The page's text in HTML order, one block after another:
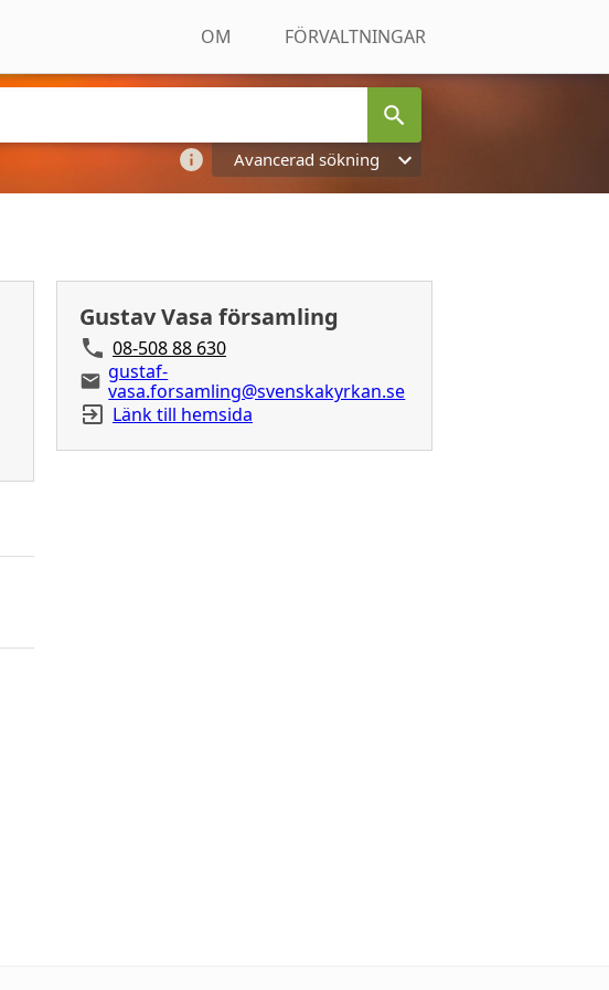
OM FÖRVALTNINGAR
Avancerad sökning
Gustav Vasa församling
08-508 88 630
gustaf-
vasa.forsamling@svenskakyrkan.se
Länk till hemsida